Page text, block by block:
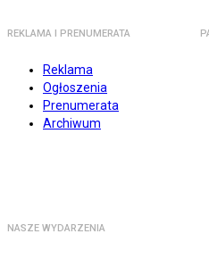
REKLAMA I PRENUMERATA
Reklama
Ogłoszenia
Prenumerata
Archiwum
NASZE WYDARZENIA